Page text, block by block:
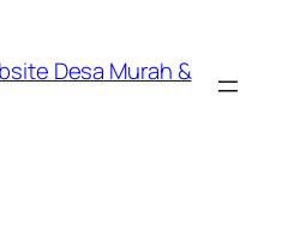
Desa Murah &